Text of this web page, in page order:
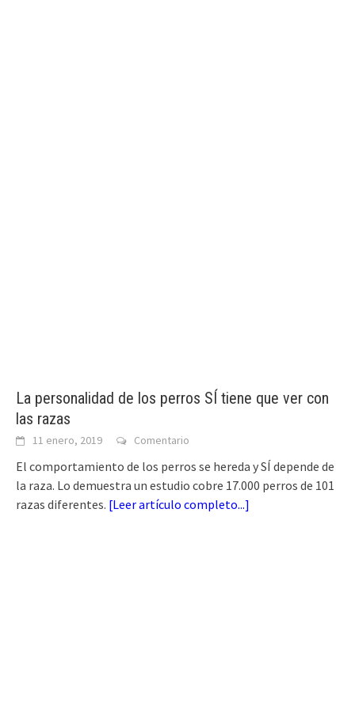
La personalidad de los perros SÍ tiene que ver con
las razas
11 enero, 2019 Comentario
El comportamiento de los perros se hereda y SÍ depende de
la raza. Lo demuestra un estudio cobre 17.000 perros de 101
razas diferentes. [Leer artículo completo...]